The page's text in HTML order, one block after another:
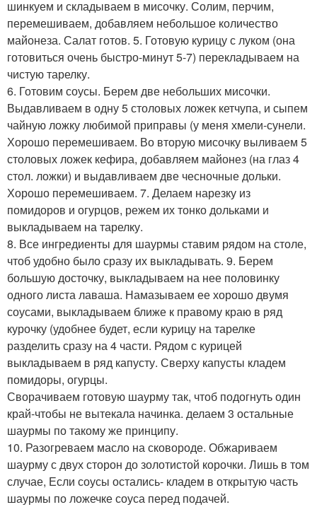
шинкуем и складываем в мисочку. Солим, перчим,
перемешиваем, добавляем небольшое количество
майонеза. Салат готов. 5. Готовую курицу с луком (она
готовиться очень быстро-минут 5-7) перекладываем на
чистую тарелку.
6. Готовим соусы. Берем две небольших мисочки.
Выдавливаем в одну 5 столовых ложек кетчупа, и сыпем
чайную ложку любимой приправы (у меня хмели-сунели.
Хорошо перемешиваем. Во вторую мисочку выливаем 5
столовых ложек кефира, добавляем майонез (на глаз 4
стол. ложки) и выдавливаем две чесночные дольки.
Хорошо перемешиваем. 7. Делаем нарезку из
помидоров и огурцов, режем их тонко дольками и
выкладываем на тарелку.
8. Все ингредиенты для шаурмы ставим рядом на столе,
чтоб удобно было сразу их выкладывать. 9. Берем
большую досточку, выкладываем на нее половинку
одного листа лаваша. Намазываем ее хорошо двумя
соусами, выкладываем ближе к правому краю в ряд
курочку (удобнее будет, если курицу на тарелке
разделить сразу на 4 части. Рядом с курицей
выкладываем в ряд капусту. Сверху капусты кладем
помидоры, огурцы.
Сворачиваем готовую шаурму так, чтоб подогнуть один
край-чтобы не вытекала начинка. делаем 3 остальные
шаурмы по такому же принципу.
10. Разогреваем масло на сковороде. Обжариваем
шаурму с двух сторон до золотистой корочки. Лишь в том
случае, Если соусы остались- кладем в открытую часть
шаурмы по ложечке соуса перед подачей.